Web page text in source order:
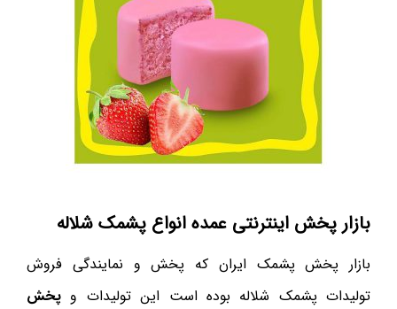
بازار پخش اینترنتی عمده انواع پشمک شلاله
بازار پخش پشمک ایران که پخش و نمایندگی فروش
تولیدات پشمک شلاله بوده است این تولیدات و پخش